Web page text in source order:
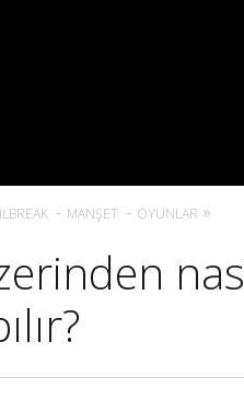
MANŞET OYUNLAR